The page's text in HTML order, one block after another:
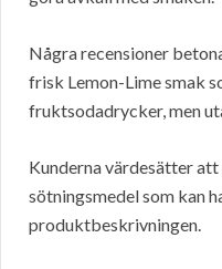
Några recensioner
frisk Lemon-Lime smak
fruktsodadrycker, men
Kunderna värdesätter
sötningsmedel som kan
produktbeskrivningen.